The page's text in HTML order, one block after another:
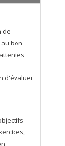
de
bon
d'évaluer